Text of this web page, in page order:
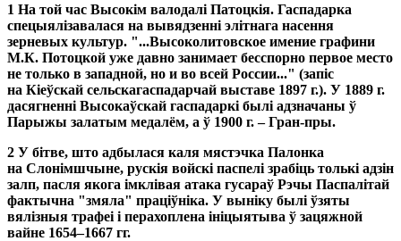
1 На той час Высокім валодалі Патоцкія. Гаспадарка
спецыялізавалася на вывядзенні элітнага насення
зерневых культур. "...Высоколитовское имение графини
М.К. Потоцкой уже давно занимает бесспорно первое место
не только в западной, но и во всей России..." (запіс
на Кіеўскай сельскагаспадарчай выставе 1897 г.). У 1889 г.
дасягненні Высокаўскай гаспадаркі былі адзначаны ў
Парыжы залатым медалём, а ў 1900 г. – Гран-пры.
2 У бітве, што адбылася каля мястэчка Палонка
на Слонімшчыне, рускія войскі паспелі зрабіць толькі адзін
залп, пасля якога імклівая атака гусараў Рэчы Паспалітай
фактычна "змяла" праціўніка. У выніку былі ўзяты
вялізныя трафеі і перахоплена ініцыятыва ў зацяжной
вайне 1654–1667 гг.